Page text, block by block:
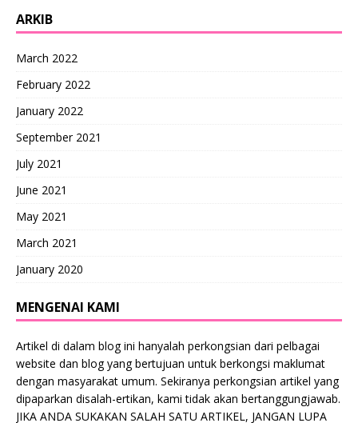
ARKIB
March 2022
February 2022
January 2022
September 2021
July 2021
June 2021
May 2021
March 2021
January 2020
MENGENAI KAMI
Artikel di dalam blog ini hanyalah perkongsian dari pelbagai
website dan blog yang bertujuan untuk berkongsi maklumat
dengan masyarakat umum. Sekiranya perkongsian artikel yang
dipaparkan disalah-ertikan, kami tidak akan bertanggungjawab.
JIKA ANDA SUKAKAN SALAH SATU ARTIKEL, JANGAN LUPA